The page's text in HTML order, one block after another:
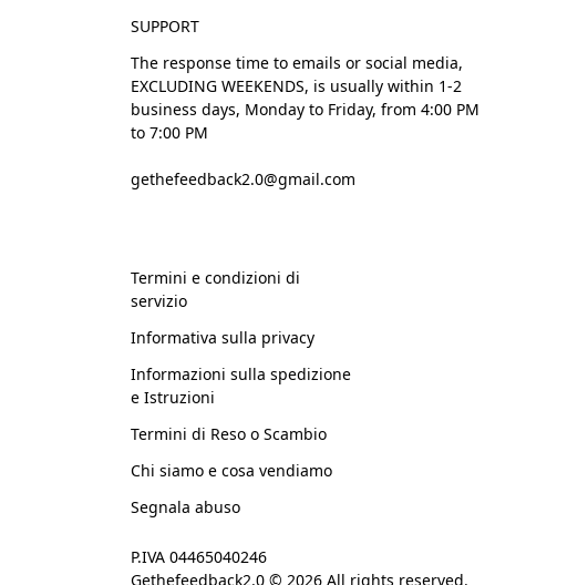
SUPPORT
The response time to emails or social media,
EXCLUDING WEEKENDS, is usually within 1-2
business days, Monday to Friday, from 4:00 PM
to 7:00 PM
gethefeedback2.0@gmail.com
Termini e condizioni di
servizio
Informativa sulla privacy
Informazioni sulla spedizione
e Istruzioni
Termini di Reso o Scambio
Chi siamo e cosa vendiamo
Segnala abuso
P.IVA 04465040246
Gethefeedback2.0 © 2026 All rights reserved.